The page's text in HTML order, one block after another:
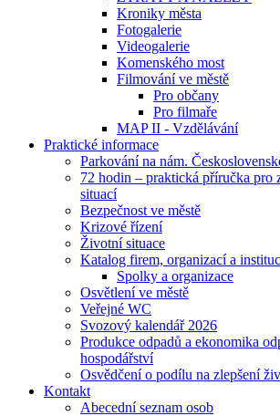
Kroniky města
Fotogalerie
Videogalerie
Komenského most
Filmování ve městě
Pro občany
Pro filmaře
MAP II - Vzdělávání
Praktické informace
Parkování na nám.
72 hodin – praktická příručka pro
situací
Bezpečnost ve městě
Krizové řízení
Životní situace
Katalog firem, organizací a
Spolky a organizace
Osvětlení ve městě
Veřejné WC
Svozový kalendář 2026
Produkce odpadů a ekonomika
hospodářství
Osvědčení o podílu na zlepšení
Kontakt
Abecední seznam osob